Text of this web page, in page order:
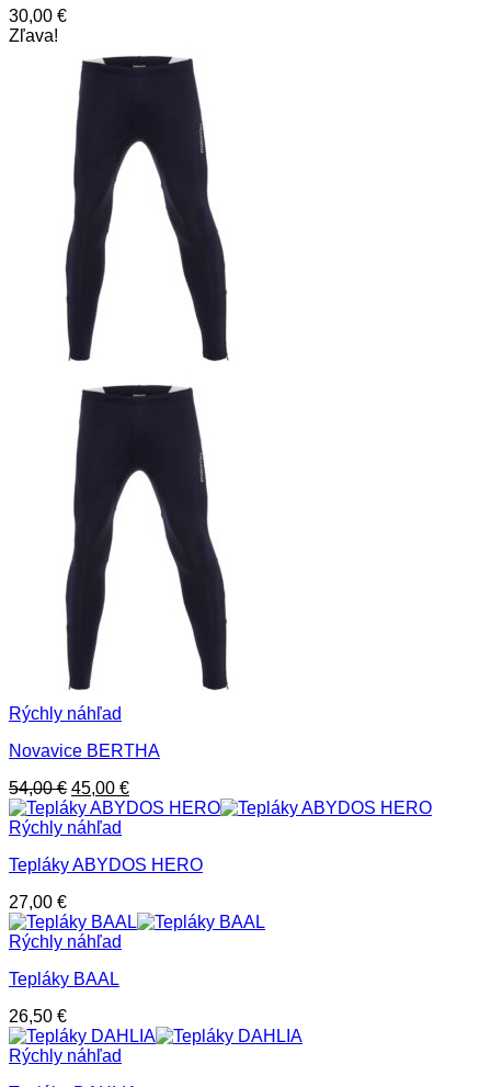
30,00 €
Zľava!
Rýchly náhľad
Novavice BERTHA
54,00€ Pôvodná
cena
bola:
45,00 €Aktuálna
cena
Rýchly náhľad
Tepláky ABYDOS HERO
27,00 €
Rýchly náhľad
Tepláky BAAL
26,50 €
Rýchly náhľad